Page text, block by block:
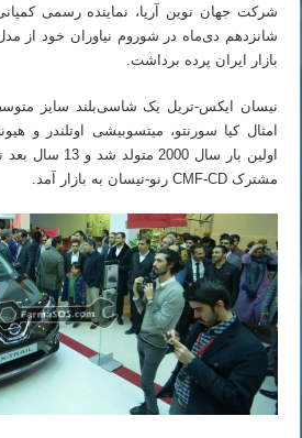
شرکت جهان نوین آریا، نماینده رسمی
بازار ایران پرده برداشت.
نیسان ایکس-تریل یک شاسی‌بلند سایز
امثال کیا سورنتو، میتسوبیشی اوتلندر و
اولین بار سال
مشترک CMF-CD رنو-نیسان به بازار آمد.